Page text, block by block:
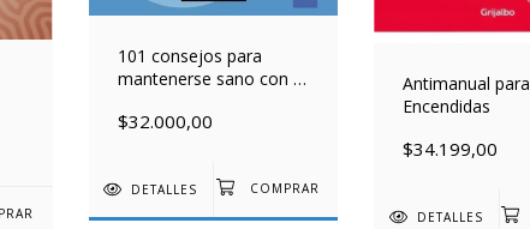
101 consejos para
mantenerse sano con la
$32.000,00
DETALLES
Antimanual para
Encendidas
$34.199,00
DETALLES